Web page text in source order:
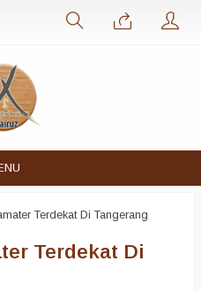
Terdekat Di Tangerang
Terdekat Di